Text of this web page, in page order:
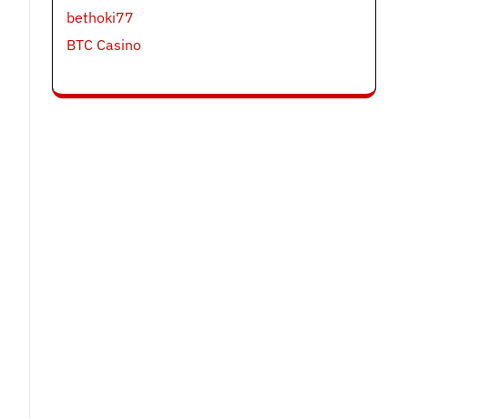
bethoki77
BTC Casino